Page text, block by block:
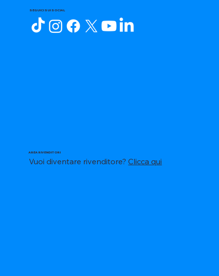
SEGUICI SUI SOCIAL
AREA RIVENDITORI
Vuoi diventare rivenditore?Clicca qui